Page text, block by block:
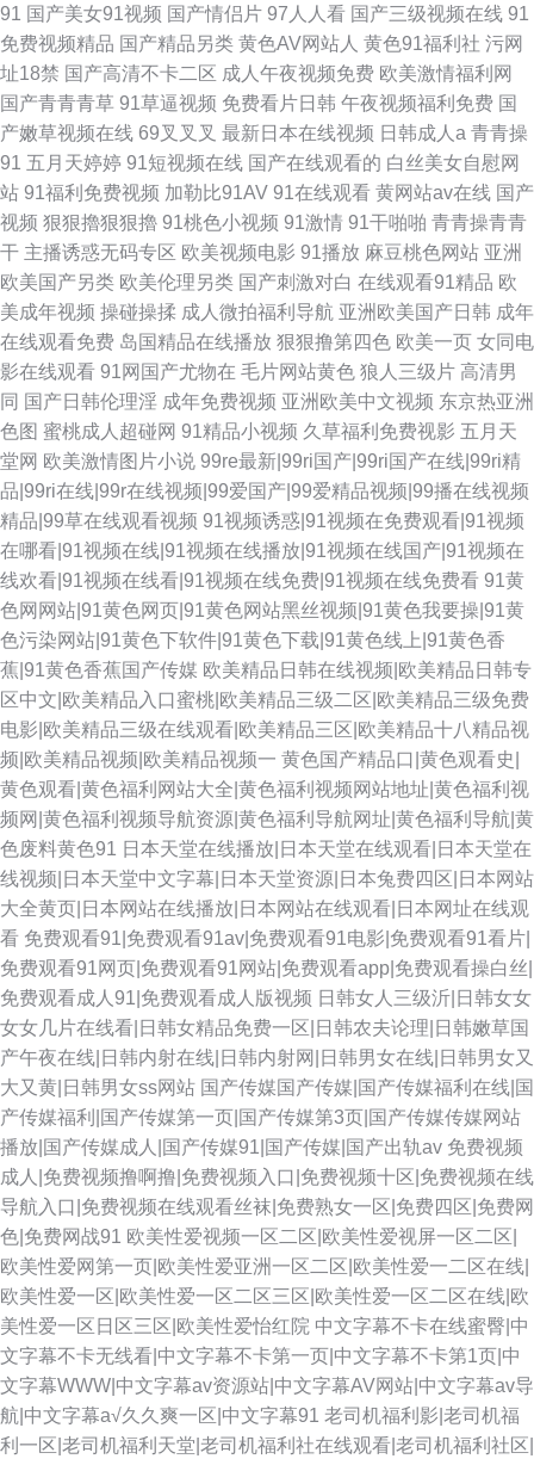
91 国产美女91视频 国产情侣片 97人人看 国产三级视频在线 91
免费视频精品 国产精品另类 黄色AV网站人 黄色91福利社 污网
址18禁 国产高清不卡二区 成人午夜视频免费 欧美激情福利网
国产青青青草 91草逼视频 免费看片日韩 午夜视频福利免费 国
产嫩草视频在线 69叉叉叉 最新日本在线视频 日韩成人a 青青操
91 五月天婷婷 91短视频在线 国产在线观看的 白丝美女自慰网
站 91福利免费视频 加勒比91AV 91在线观看 黄网站av在线 国产
视频 狠狠擼狠狠擼 91桃色小视频 91激情 91干啪啪 青青操青青
干 主播诱惑无码专区 欧美视频电影 91播放 麻豆桃色网站 亚洲
欧美国产另类 欧美伦理另类 国产刺激对白 在线观看91精品 欧
美成年视频 操碰操揉 成人微拍福利导航 亚洲欧美国产日韩 成年
在线观看免费 岛国精品在线播放 狠狠撸第四色 欧美一页 女同电
影在线观看 91网国产尤物在 毛片网站黄色 狼人三级片 高清男
同 国产日韩伦理淫 成年免费视频 亚洲欧美中文视频 东京热亚洲
色图 蜜桃成人超碰网 91精品小视频 久草福利免费视影 五月天
堂网 欧美激情图片小说 99re最新|99ri国产|99ri国产在线|99ri精
品|99ri在线|99r在线视频|99爱国产|99爱精品视频|99播在线视频
精品|99草在线观看视频 91视频诱惑|91视频在免费观看|91视频
在哪看|91视频在线|91视频在线播放|91视频在线国产|91视频在
线欢看|91视频在线看|91视频在线免费|91视频在线免费看 91黄
色网网站|91黄色网页|91黄色网站黑丝视频|91黄色我要操|91黄
色污染网站|91黄色下软件|91黄色下载|91黄色线上|91黄色香
蕉|91黄色香蕉国产传媒 欧美精品日韩在线视频|欧美精品日韩专
区中文|欧美精品入口蜜桃|欧美精品三级二区|欧美精品三级免费
电影|欧美精品三级在线观看|欧美精品三区|欧美精品十八精品视
频|欧美精品视频|欧美精品视频一 黄色国产精品口|黄色观看史|
黄色观看|黄色福利网站大全|黄色福利视频网站地址|黄色福利视
频网|黄色福利视频导航资源|黄色福利导航网址|黄色福利导航|黄
色废料黄色91 日本天堂在线播放|日本天堂在线观看|日本天堂在
线视频|日本天堂中文字幕|日本天堂资源|日本兔费四区|日本网站
大全黄页|日本网站在线播放|日本网站在线观看|日本网址在线观
看 免费观看91|免费观看91av|免费观看91电影|免费观看91看片|
免费观看91网页|免费观看91网站|免费观看app|免费观看操白丝|
免费观看成人91|免费观看成人版视频 日韩女人三级沂|日韩女女
女女几片在线看|日韩女精品免费一区|日韩农夫论理|日韩嫩草国
产午夜在线|日韩内射在线|日韩内射网|日韩男女在线|日韩男女又
大又黄|日韩男女ss网站 国产传媒国产传媒|国产传媒福利在线|国
产传媒福利|国产传媒第一页|国产传媒第3页|国产传媒传媒网站
播放|国产传媒成人|国产传媒91|国产传媒|国产出轨av 免费视频
成人|免费视频撸啊撸|免费视频入口|免费视频十区|免费视频在线
导航入口|免费视频在线观看丝袜|免费熟女一区|免费四区|免费网
色|免费网战91 欧美性爱视频一区二区|欧美性爱视屏一区二区|
欧美性爱网第一页|欧美性爱亚洲一区二区|欧美性爱一二区在线|
欧美性爱一区|欧美性爱一区二区三区|欧美性爱一区二区在线|欧
美性爱一区日区三区|欧美性爱怡红院 中文字幕不卡在线蜜臀|中
文字幕不卡无线看|中文字幕不卡第一页|中文字幕不卡第1页|中
文字幕WWW|中文字幕av资源站|中文字幕AV网站|中文字幕av导
航|中文字幕a√久久爽一区|中文字幕91 老司机福利影|老司机福
利一区|老司机福利天堂|老司机福利社在线观看|老司机福利社区|